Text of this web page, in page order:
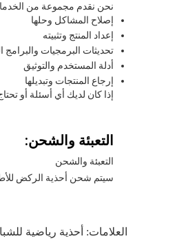
نحن نقدم مجموعة من
إصلاح المشاكل وحلها
إعداد المنتج وتثبيته
تحديثات البرمجيات والبرامج
أدلة المستخدم والتوثيق
إرجاع المنتجات وتبديلها
إذا كان لديك أي أسئلة أو
التعبئة والشحن:
التعبئة والشحن
سيتم شحن أحذية الركض
العلامات: أحذية رياضية